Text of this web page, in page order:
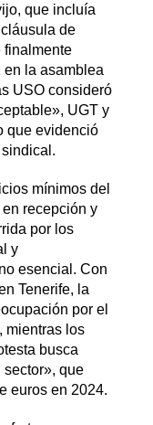
que incluía
de
finalmente
en la asamblea
USO consideró
UGT y
que evidenció
mínimos del
recepción y
por los
y
esencial. Con
Tenerife, la
por el
mientras los
busca
que
euros en 2024.